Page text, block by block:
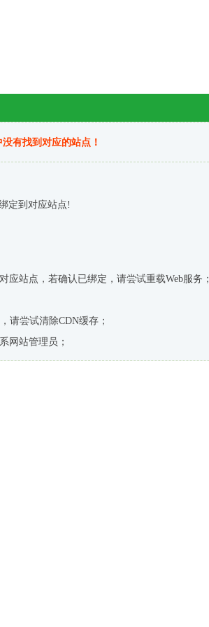
有找到对应的站点！
定到对应站点!
应站点，若确认已绑定，请尝试重载Web服务；
请尝试清除CDN缓存；
网站管理员；